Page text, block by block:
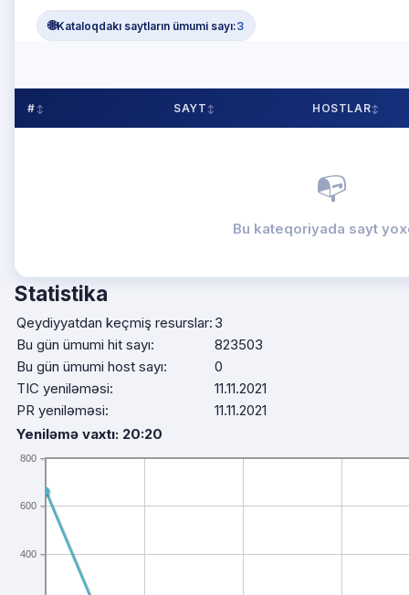
🌐Kataloqdakı saytların ümumi sayı:3
# SAYT HOSTLAR
📭
Bu kateqoriyada sayt
Statistika
Qeydiyyatdan keçmiş resurslar:
Bu gün ümumi hit sayı:
Bu gün ümumi host sayı:
TIC yeniləməsi:
PR yeniləməsi:
3
823503
0
11.11.2021
11.11.2021
Yeniləmə vaxtı: 20:20
400
600
800